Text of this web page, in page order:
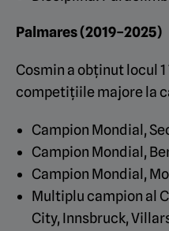
Palmares (2019–2025)
Cosmin a obținut locul
competițiile majore la
Campion Mondial,
Campion Mondial,
Campion Mondial,
Multiplu campion al
City, Innsbruck,